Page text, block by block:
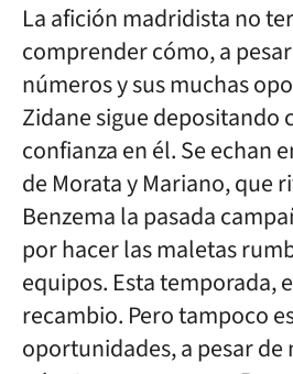
La afición madridista no
comprender cómo, a
números y sus muchas
Zidane sigue depositando
confianza en él. Se echan
de Morata y Mariano, que
Benzema la pasada
por hacer las maletas
equipos. Esta temporada,
recambio. Pero tampoco
oportunidades, a pesar de